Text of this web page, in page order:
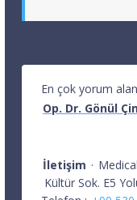
En çok yorum
Op. Dr. Gönül
İletişim ·
Kültür Sok. E5